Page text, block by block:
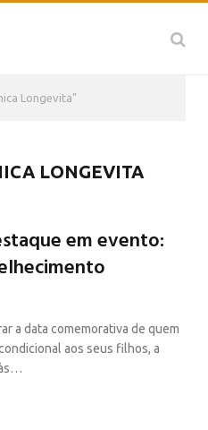
Longevita"
LONGEVITA
em evento:
a data comemorativa de quem
aos seus filhos, a